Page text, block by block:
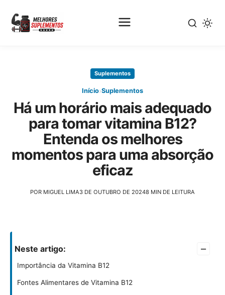
principal
Suplementos
Início›Suplementos
Há um horário mais adequado
para tomar vitamina B12?
Entenda os melhores
momentos para uma absorção
eficaz
POR MIGUEL LIMA3 DE OUTUBRO DE 20248 MIN DE LEITURA
Neste artigo: –
Importância da Vitamina B12
Fontes Alimentares de Vitamina B12